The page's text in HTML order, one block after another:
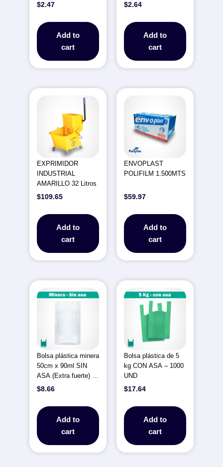
$2.47
Add to
cart
$2.64
Add to
cart
EXPRIMIDOR
INDUSTRIAL
AMARILLO 32 Litros
$109.65
Add to
cart
ENVOPLAST
POLIFILM 1.500MTS
$59.97
Add to
cart
Bolsa plástica minera
50cm x 90ml SIN
ASA (Extra fuerte) –
1 unidad
$8.66
Add to
cart
Bolsa plástica de 5
kg CON ASA – 1000
UND
$17.64
Add to
cart